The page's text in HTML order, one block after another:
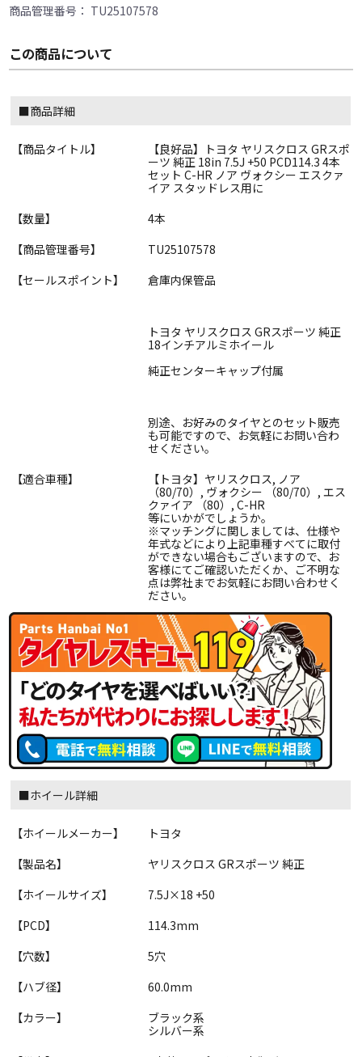
商品管理番号： TU25107578
この商品について
■商品詳細
【商品タイトル】
【良好品】トヨタ ヤリスクロス GRスポ
ーツ 純正 18in 7.5J +50 PCD114.3 4本
セット C-HR ノア ヴォクシー エスクァ
イア スタッドレス用に
【数量】
4本
【商品管理番号】
TU25107578
【セールスポイント】
倉庫内保管品
トヨタ ヤリスクロス GRスポーツ 純正
18インチアルミホイール
純正センターキャップ付属
別途、お好みのタイヤとのセット販売
も可能ですので、お気軽にお問い合わ
せください。
【適合車種】
【トヨタ】ヤリスクロス, ノア
（80/70）, ヴォクシー （80/70）, エス
クァイア （80）, C-HR
等にいかがでしょうか。
※マッチングに関しましては、仕様や
年式などにより上記車種すべてに取付
ができない場合もございますので、お
客様にてご確認いただくか、ご不明な
点は弊社までお気軽にお問い合わせく
ださい。
■ホイール詳細
【ホイールメーカー】
トヨタ
【製品名】
ヤリスクロス GRスポーツ 純正
【ホイールサイズ】
7.5J×18 +50
【PCD】
114.3mm
【穴数】
5穴
【ハブ径】
60.0mm
【カラー】
ブラック系
シルバー系